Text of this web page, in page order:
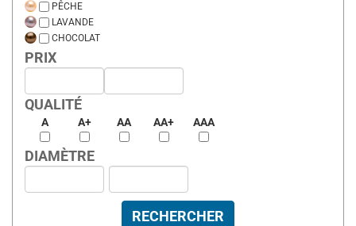
PÊCHE
LAVANDE
CHOCOLAT
PRIX
QUALITÉ
A A+ AA AA+ AAA
DIAMÈTRE